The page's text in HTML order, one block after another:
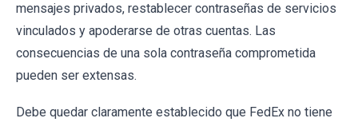
mensajes privados, restablecer contraseñas de servicios
vinculados y apoderarse de otras cuentas. Las
consecuencias de una sola contraseña comprometida
pueden ser extensas.
Debe quedar claramente establecido que FedEx no tiene